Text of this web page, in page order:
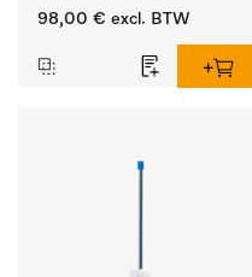
98,00 € excl. BTW